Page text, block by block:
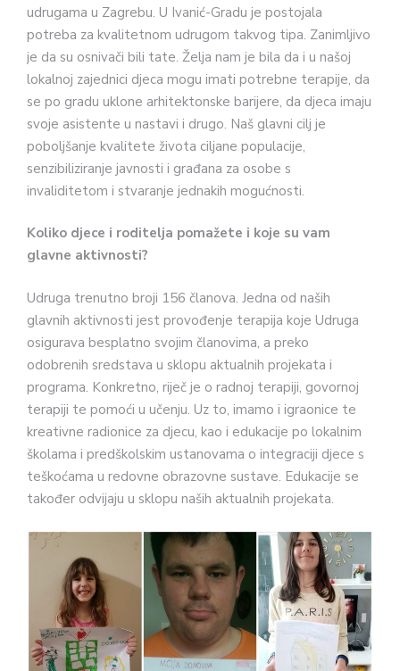
udrugama u Zagrebu. U Ivanić-Gradu je postojala
potreba za kvalitetnom udrugom takvog tipa. Zanimljivo
je da su osnivači bili tate. Želja nam je bila da i u našoj
lokalnoj zajednici djeca mogu imati potrebne terapije, da
se po gradu uklone arhitektonske barijere, da djeca imaju
svoje asistente u nastavi i drugo. Naš glavni cilj je
poboljšanje kvalitete života ciljane populacije,
senzibiliziranje javnosti i građana za osobe s
invaliditetom i stvaranje jednakih mogućnosti.
Koliko djece i roditelja pomažete i koje su vam
glavne aktivnosti?
Udruga trenutno broji 156 članova. Jedna od naših
glavnih aktivnosti jest provođenje terapija koje Udruga
osigurava besplatno svojim članovima, a preko
odobrenih sredstava u sklopu aktualnih projekata i
programa. Konkretno, riječ je o radnoj terapiji, govornoj
terapiji te pomoći u učenju. Uz to, imamo i igraonice te
kreativne radionice za djecu, kao i edukacije po lokalnim
školama i predškolskim ustanovama o integraciji djece s
teškoćama u redovne obrazovne sustave. Edukacije se
također odvijaju u sklopu naših aktualnih projekata.